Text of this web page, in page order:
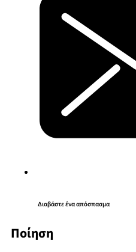
Διαβάστε ένα απόσπασμα
Ποίηση